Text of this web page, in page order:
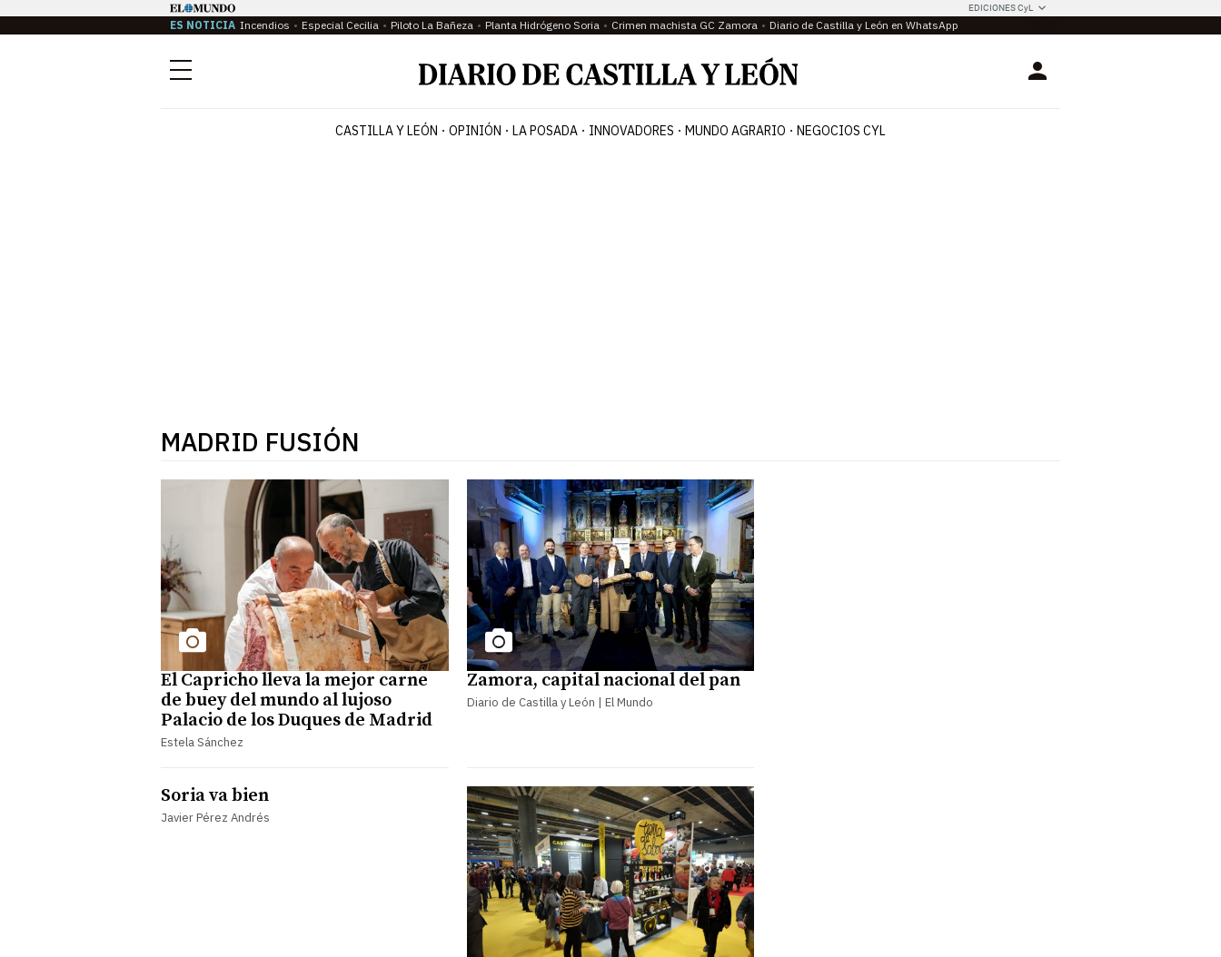
EDICIONES CyL
ES NOTICIA Incendios Especial Cecilia Piloto La Bañeza Planta Hidrógeno Soria Crimen machista GC Zamora Diario de Castilla y León en WhatsApp
Menú Login
CASTILLA Y LEÓN OPINIÓN LA POSADA INNOVADORES MUNDO AGRARIO NEGOCIOS CYL
MADRID FUSIÓN
El Capricho lleva la mejor carne
de buey del mundo al lujoso
Palacio de los Duques de Madrid
Estela Sánchez
Zamora, capital nacional del pan
Diario de Castilla y León | El Mundo
Soria va bien
Javier Pérez Andrés